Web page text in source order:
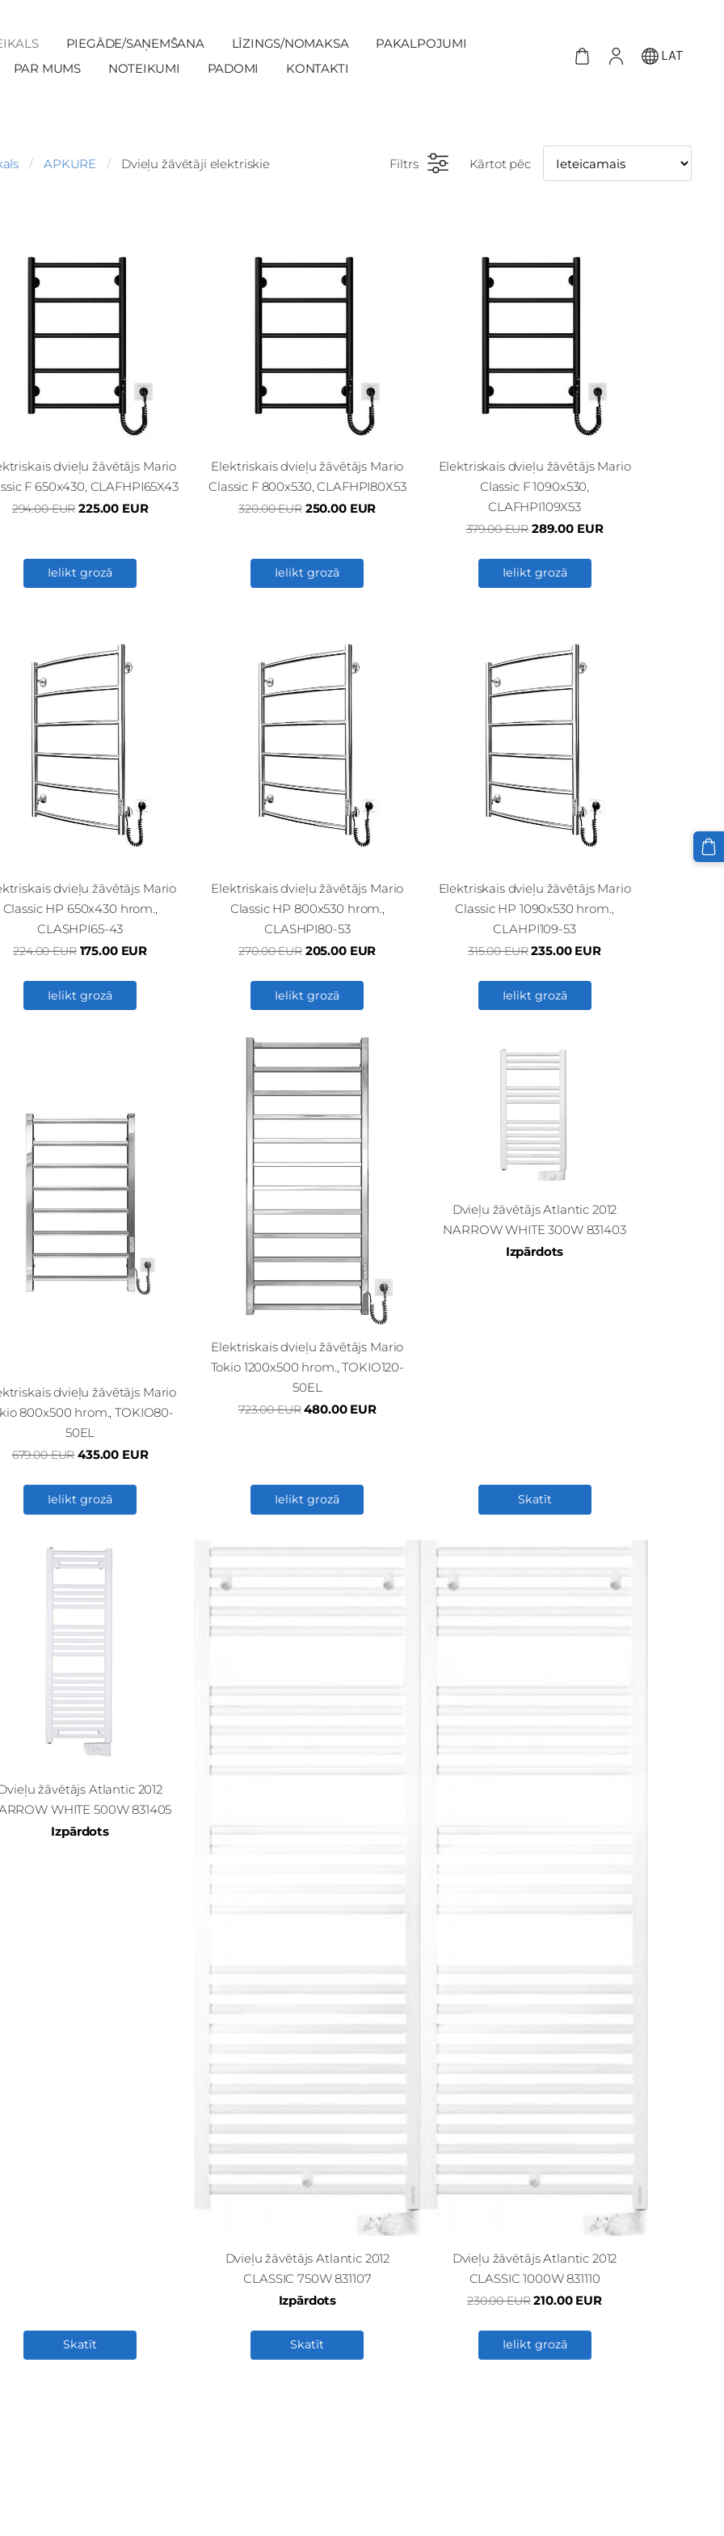
PIEGĀDE/SAŅEMŠANA LĪZINGS/NOMAKSA
PAKALPOJUMI
PAR MUMS
NOTEIKUMI PADOMI KONTAKTI
LAT
APKURE Dvieļu žāvētāji elektriskie Filtrs Kārtot pēc
dvieļu žāvētājs Mario
F 650x430, CLAFHPI65X43
294.00 EUR 225.00 EUR
Ielikt grozā
Elektriskais dvieļu žāvētājs Mario
Classic F 800x530, CLAFHPI80X53
320.00 EUR 250.00 EUR
Ielikt grozā
Elektriskais dvieļu žāvētājs Mario
Classic F 1090x530,
CLAFHPI109X53
379.00 EUR 289.00 EUR
Ielikt grozā
dvieļu žāvētājs Mario
Classic HP 650x430 hrom.,
CLASHPI65-43
224.00 EUR 175.00 EUR
Ielikt grozā
Elektriskais dvieļu žāvētājs Mario
Classic HP 800x530 hrom.,
CLASHPI80-53
270.00 EUR 205.00 EUR
Ielikt grozā
Elektriskais dvieļu žāvētājs Mario
Classic HP 1090x530 hrom.,
CLAHPI109-53
315.00 EUR 235.00 EUR
Ielikt grozā
dvieļu žāvētājs Mario
800x500 hrom., TOKIO80-
50EL
679.00 EUR 435.00 EUR
Ielikt grozā
Elektriskais dvieļu žāvētājs Mario
Tokio 1200x500 hrom., TOKIO120-
50EL
723.00 EUR 480.00 EUR
Ielikt grozā
Dvieļu žāvētājs Atlantic 2012
NARROW WHITE 300W 831403
Izpārdots
Skatīt
žāvētājs Atlantic 2012
WHITE 500W 831405
Izpārdots
Skatīt
Dvieļu žāvētājs Atlantic 2012
CLASSIC 750W 831107
Izpārdots
Skatīt
Dvieļu žāvētājs Atlantic 2012
CLASSIC 1000W 831110
230.00 EUR 210.00 EUR
Ielikt grozā